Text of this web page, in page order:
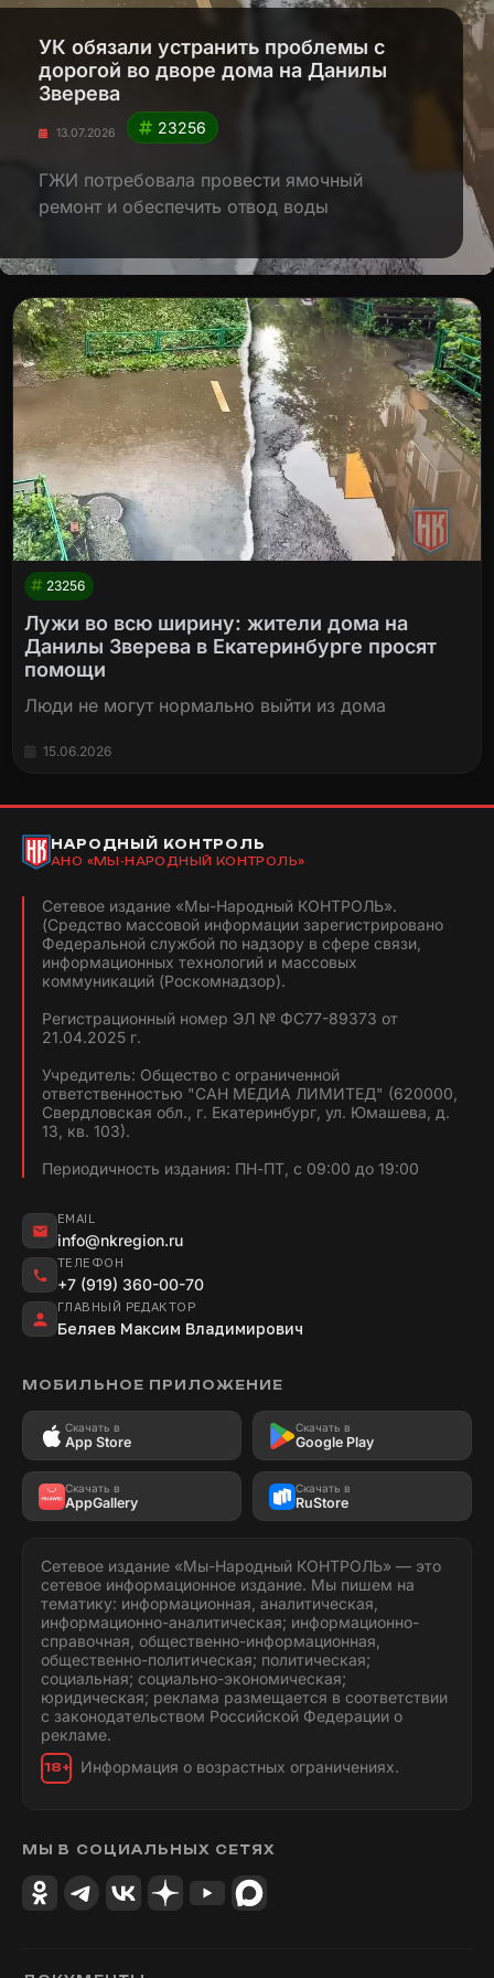
УК обязали устранить проблемы с
дорогой во дворе дома на Данилы
Зверева
13.07.2026 23256
ГЖИ потребовала провести ямочный
ремонт и обеспечить отвод воды
23256
Лужи во всю ширину: жители дома на
Данилы Зверева в Екатеринбурге просят
помощи
Люди не могут нормально выйти из дома
15.06.2026
НАРОДНЫЙ КОНТРОЛЬ
АНО «МЫ-НАРОДНЫЙ КОНТРОЛЬ»
Сетевое издание «Мы-Народный КОНТРОЛЬ».
(Средство массовой информации зарегистрировано
Федеральной службой по надзору в сфере связи,
информационных технологий и массовых
коммуникаций (Роскомнадзор).
Регистрационный номер ЭЛ № ФС77-89373 от
21.04.2025 г.
Учредитель: Общество с ограниченной
ответственностью "САН МЕДИА ЛИМИТЕД" (620000,
Свердловская обл., г. Екатеринбург, ул. Юмашева, д.
13, кв. 103).
Периодичность издания: ПН-ПТ, с 09:00 до 19:00
EMAIL
info@nkregion.ru
ТЕЛЕФОН
+7 (919) 360-00-70
ГЛАВНЫЙ РЕДАКТОР
Беляев Максим Владимирович
МОБИЛЬНОЕ ПРИЛОЖЕНИЕ
Скачать в
App Store
Скачать в
Google Play
Скачать в
AppGallery
Скачать в
RuStore
Сетевое издание «Мы-Народный КОНТРОЛЬ» — это
сетевое информационное издание. Мы пишем на
тематику: информационная, аналитическая,
информационно-аналитическая; информационно-
справочная, общественно-информационная,
общественно-политическая; политическая;
социальная; социально-экономическая;
юридическая; реклама размещается в соответствии
с законодательством Российской Федерации о
рекламе.
18+ Информация о возрастных ограничениях.
МЫ В СОЦИАЛЬНЫХ СЕТЯХ